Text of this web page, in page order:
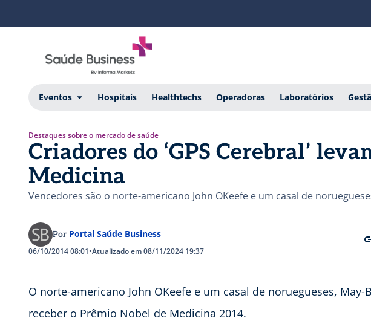
Eventos Hospitais Healthtechs Operadoras Laboratórios
Destaques sobre o mercado de saúde
Criadores do ‘GPS Cerebral’
Medicina
Vencedores são o norte-americano John OKeefe e um casal de
Por Portal Saúde Business
06/10/2014 08:01•Atualizado em 08/11/2024 19:37
O norte-americano John OKeefe e um casal de noruegueses,
receber o Prêmio Nobel de Medicina 2014.